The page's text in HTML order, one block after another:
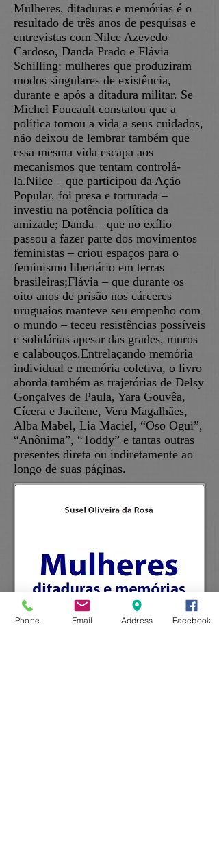
Mulheres, ditaduras e memórias é o
resultado de três anos de pesquisas e
entrevistas com Nilce Azevedo
Cardoso, Danda Prado e Flávia
Schilling: mulheres que produziram
modos singulares de existência,
durante e após a ditadura militar. Se
Michel Foucault constatou que a
política tomou a vida a seus cuidados,
não deixou de lembrar também que
essa mesma vida escapa aos
mecanismos que tentam controlá-
la.Nilce – que participou da Ação
Popular, foi presa e torturada –
investiu na potência política da
amizade; Danda – que no exílio
passou a fazer parte dos movimentos
feministas – criou espaços para o
feminismo libertário em terras
brasileiras;Flávia – que durante os
oito anos de prisão nos cárceres
uruguaios manteve seu empenho com
o mundo – teceu resistências possíveis
e solidárias apesar das grades, muros
e calabouços.Entrelaçando memória
individual e memória coletiva, o livro
aborda também as trajetórias de Delsy
Gonçalves de Paula, Yara Gouvêa,
Cícera e Jacilene, Vera Magalhães,
Alba Mabel, Lia Maciel, “Oso Ogui”,
“Anônima”, “Toddy” e tantas outras
presentes direta ou indiretamente ao
longo de suas páginas.
Phone Email Address Facebook